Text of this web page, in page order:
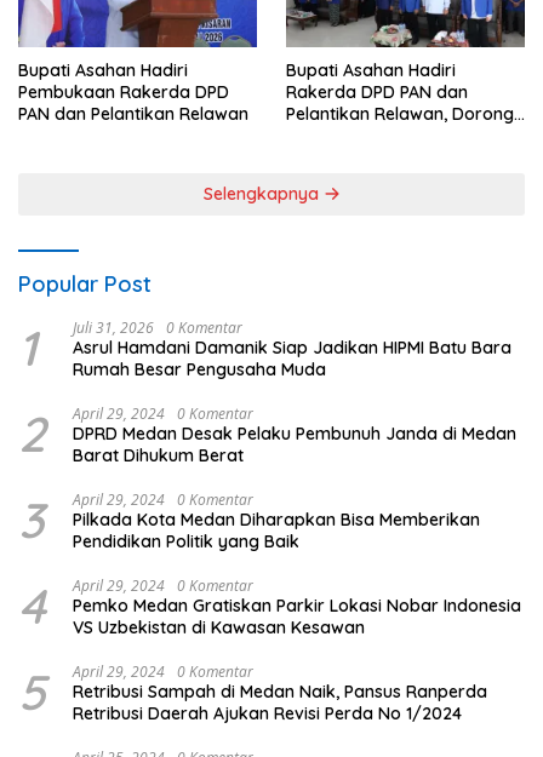
Bupati Asahan Hadiri
Pembukaan Rakerda DPD
PAN dan Pelantikan Relawan
Bupati Asahan Hadiri
Rakerda DPD PAN dan
Pelantikan Relawan, Dorong
Selengkapnya
Popular Post
1 Juli 31, 2026 0 Komentar
Asrul Hamdani Damanik Siap Jadikan HIPMI Batu Bara
Rumah Besar Pengusaha Muda
2 April 29, 2024 0 Komentar
DPRD Medan Desak Pelaku Pembunuh Janda di Medan
Barat Dihukum Berat
3 April 29, 2024 0 Komentar
Pilkada Kota Medan Diharapkan Bisa Memberikan
Pendidikan Politik yang Baik
4 April 29, 2024 0 Komentar
Pemko Medan Gratiskan Parkir Lokasi Nobar Indonesia
VS Uzbekistan di Kawasan Kesawan
5 April 29, 2024 0 Komentar
Retribusi Sampah di Medan Naik, Pansus Ranperda
Retribusi Daerah Ajukan Revisi Perda No 1/2024